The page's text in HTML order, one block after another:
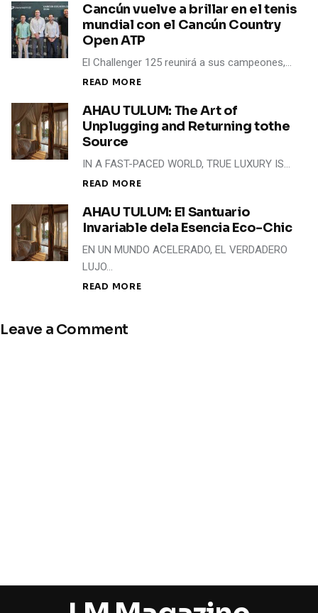
Cancún vuelve a brillar en el tenis
mundial con el Cancún Country
Open ATP
El Challenger 125 reunirá a sus campeones,…
READ MORE
AHAU TULUM: The Art of
Unplugging and Returning tothe
Source
IN A FAST-PACED WORLD, TRUE LUXURY IS…
READ MORE
AHAU TULUM: El Santuario
Invariable dela Esencia Eco-Chic
EN UN MUNDO ACELERADO, EL VERDADERO
LUJO…
READ MORE
Leave a Comment